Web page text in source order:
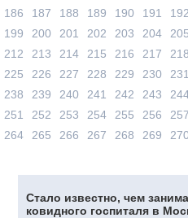
186
187 188 189 190 191 192
199
200 201 202 203 204 205
212
213 214 215 216 217 218
225
226 227 228 229 230 231
238
239 240 241 242 243
251
252 253 254 255 256 257
264
265 266 267 268 269 270
Стало известно, чем
ковидного госпиталя в